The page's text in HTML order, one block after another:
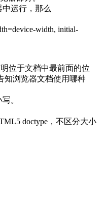
运行，那么
width, initial-
位于文档中最前面的位
知浏览器文档使用哪种
。
doctype，不区分大小